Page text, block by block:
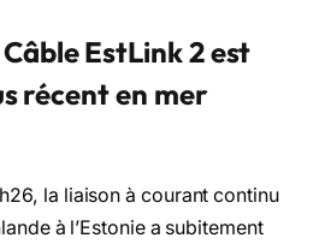
EstLink 2 est
récent en mer
la liaison à courant continu
à l’Estonie a subitement